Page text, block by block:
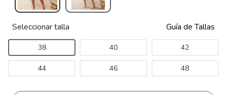
Seleccionar talla Guía de Tallas
38 40 42
44 46 48